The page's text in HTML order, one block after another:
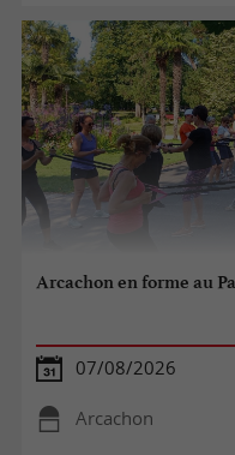
Arcachon en forme au
07/08/2026
Arcachon